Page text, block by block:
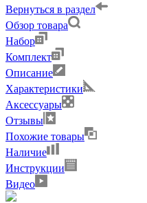
Вернуться в раздел
Обзор товара
Набор
Комплект
Описание
Характеристики
Аксессуары
Отзывы
Похожие товары
Наличие
Инструкции
Видео